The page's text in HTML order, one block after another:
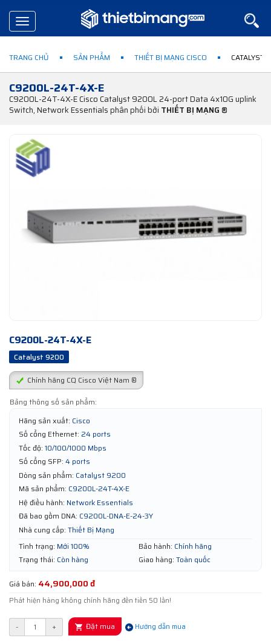
Toggle
navigation
TRANG CHỦ SẢN PHẨM THIẾT BỊ MẠNG CISCO CATALYST
C9200L-24T-4X-E
C9200L-24T-4X-E Cisco Catalyst 9200L 24-port Data 4x10G uplink
Switch, Network Essentials phân phối bởi THIẾT BỊ MẠNG ®
C9200L-24T-4X-E
Catalyst 9200
Chính hãng CQ Cisco Việt Nam ®
Bảng thông số sản phẩm:
Hãng sản xuất: Cisco
Số cổng Ethernet: 24 ports
Tốc độ: 10/100/1000 Mbps
Số cổng SFP: 4 ports
Dòng sản phẩm: Catalyst 9200
Mã sản phẩm: C9200L-24T-4X-E
Hệ điều hành: Network Essentials
Đã bao gồm DNA: C9200L-DNA-E-24-3Y
Nhà cung cấp: Thiết Bị Mạng
Tình trạng: Mới 100% Bảo hành: Chính hãng
Trạng thái: Còn hàng Giao hàng: Toàn quốc
Giá bán: 44,900,000 đ
Phát hiện hàng không chính hãng đền tiền 50 lần!
- + Đặt mua Hướng dẫn mua